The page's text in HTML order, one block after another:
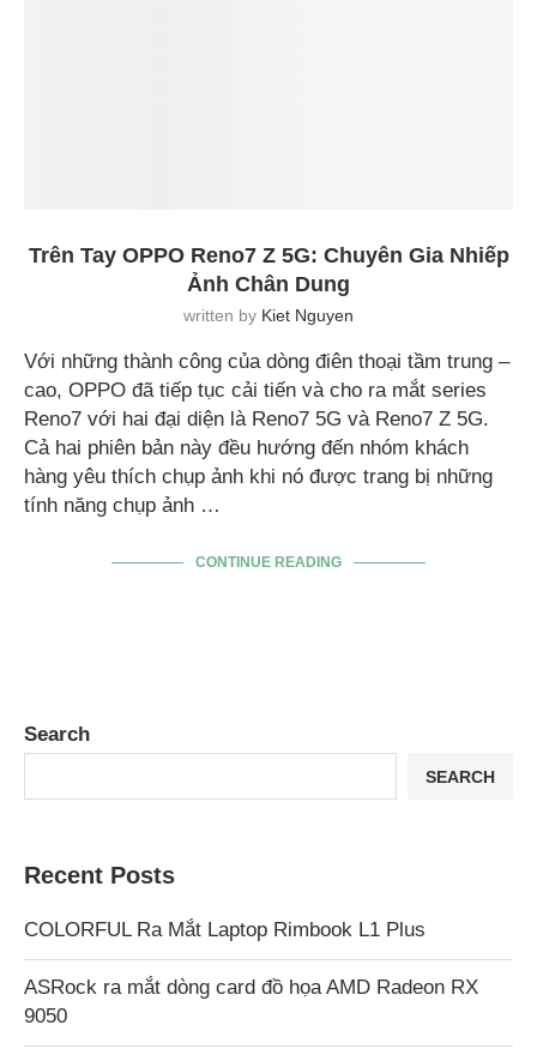
Trên Tay OPPO Reno7 Z 5G: Chuyên Gia Nhiếp
Ảnh Chân Dung
written by Kiet Nguyen
Với những thành công của dòng điên thoại tầm trung –
cao, OPPO đã tiếp tục cải tiến và cho ra mắt series
Reno7 với hai đại diện là Reno7 5G và Reno7 Z 5G.
Cả hai phiên bản này đều hướng đến nhóm khách
hàng yêu thích chụp ảnh khi nó được trang bị những
tính năng chụp ảnh …
CONTINUE READING
Search
SEARCH
Recent Posts
COLORFUL Ra Mắt Laptop Rimbook L1 Plus
ASRock ra mắt dòng card đồ họa AMD Radeon RX
9050